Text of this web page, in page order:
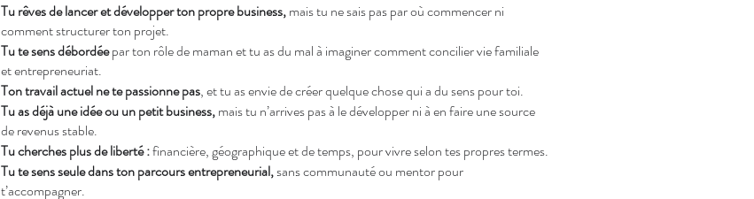
Tu rêves de lancer et développer ton propre business,mais tu ne sais pas par où commencer ni
comment structurer ton projet.
Tu te sens débordéepar ton rôle de maman et tu as du mal à imaginer comment concilier vie familiale
et entrepreneuriat.
Ton travail actuel ne te passionne pas, et tu as envie de créer quelque chose qui a du sens pour toi.
Tu as déjà une idée ou un petit business,mais tu n’arrives pas à le développer ni à en faire une source
de revenus stable.
Tu cherches plus de liberté :financière, géographique et de temps, pour vivre selon tes propres termes.
Tu te sens seule dans ton parcours entrepreneurial,sans communauté ou mentor pour
t’accompagner.